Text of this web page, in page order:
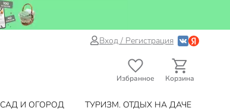
Вход / Регистрация
Избранное Корзина
САД И ОГОРОД ТУРИЗМ. ОТДЫХ НА ДАЧЕ